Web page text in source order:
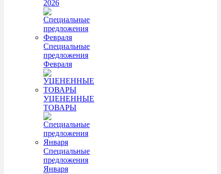
2026
Специальные
предложения
Февраля
УЦЕНЕННЫЕ
ТОВАРЫ
Специальные
предложения
Января